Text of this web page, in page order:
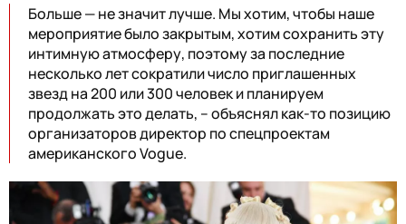
Больше — не значит лучше. Мы хотим, чтобы наше
мероприятие было закрытым, хотим сохранить эту
интимную атмосферу, поэтому за последние
несколько лет сократили число приглашенных
звезд на 200 или 300 человек и планируем
продолжать это делать, – объяснял как-то позицию
организаторов директор по спецпроектам
американского Vogue.